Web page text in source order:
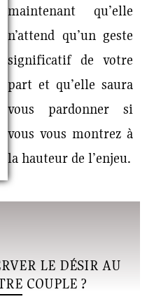
maintenant qu’elle
n’attend qu’un geste
significatif de votre
part et qu’elle saura
vous pardonner si
vous vous montrez à
la hauteur de l’enjeu.
LE DÉSIR AU
COUPLE ?